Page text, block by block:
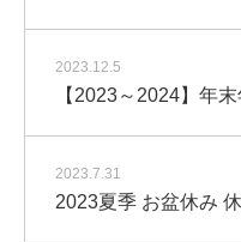
2023.12.5
【2023～2024】年
2023.7.31
2023夏季 お盆休み